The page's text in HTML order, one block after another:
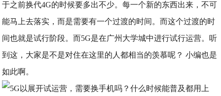
于之前换代4G的时候要多出不少。每一个新的东西出来，不可
能马上去落实，而是需要有一个过渡的时间。而这个过渡的时
间也就是试行阶段。而5G是在广州大学城中进行试行运营。听
到这，大家是不是对住在这里的人都相当的羡慕呢？ 小编也是
如此啊。